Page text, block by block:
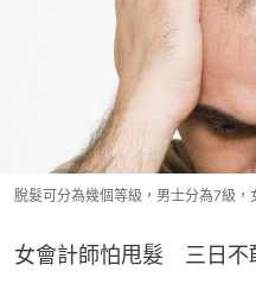
脫髮可分為幾個等級，男士分為7級
女會計師怕甩髮　三日不